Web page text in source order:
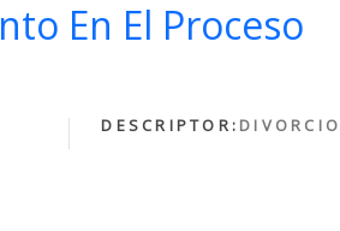
En El Proceso
DESCRIPTOR: DIVORCIO